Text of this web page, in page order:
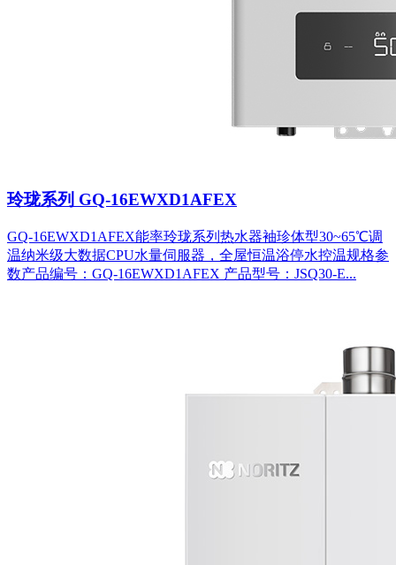
玲珑系列 GQ-16EWXD1AFEX
GQ-16EWXD1AFEX能率玲珑系列热水器袖珍体型30~65℃调
温纳米级大数据CPU水量伺服器，全屋恒温浴停水控温规格参
数产品编号：GQ-16EWXD1AFEX 产品型号：JSQ30-E...